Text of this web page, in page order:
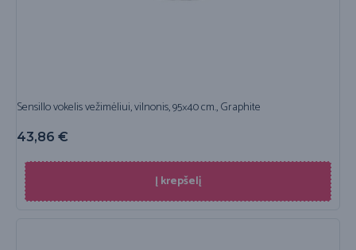
Sensillo vokelis vežimėliui, vilnonis, 95×40 cm., Graphite
43,86 €
Į krepšelį